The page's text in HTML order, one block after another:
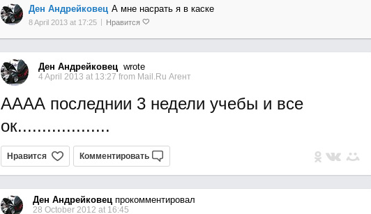
Ден Андрейковец А мне насрать я в каске
8 April 2013 at 17:25 Нравится
Ден Андрейковецwrote
4 April 2013 at 13:27 from Mail.Ru Агент
АААА последнии 3 недели учебы и все
ок...................
Нравится Комментировать
Ден Андрейковецпрокомментировал
28 October 2012 at 16:45